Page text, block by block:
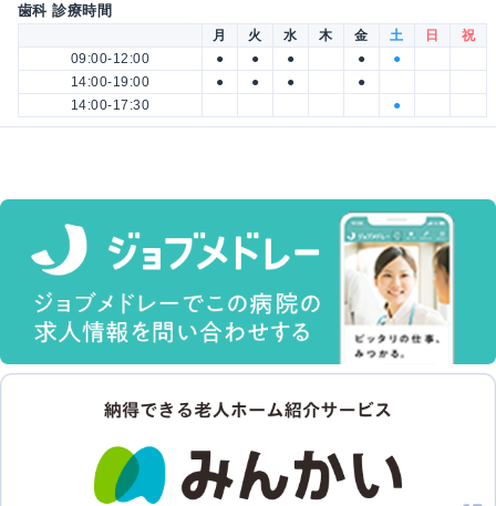
歯科 診療時間
月 火 水 木 金 土 日
祝
09:00-12:00
● ● ● ●
●
14:00-19:00
● ● ●
●
14:00-17:30
●